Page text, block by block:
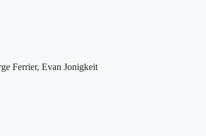
Ferrier, Evan Jonigkeit